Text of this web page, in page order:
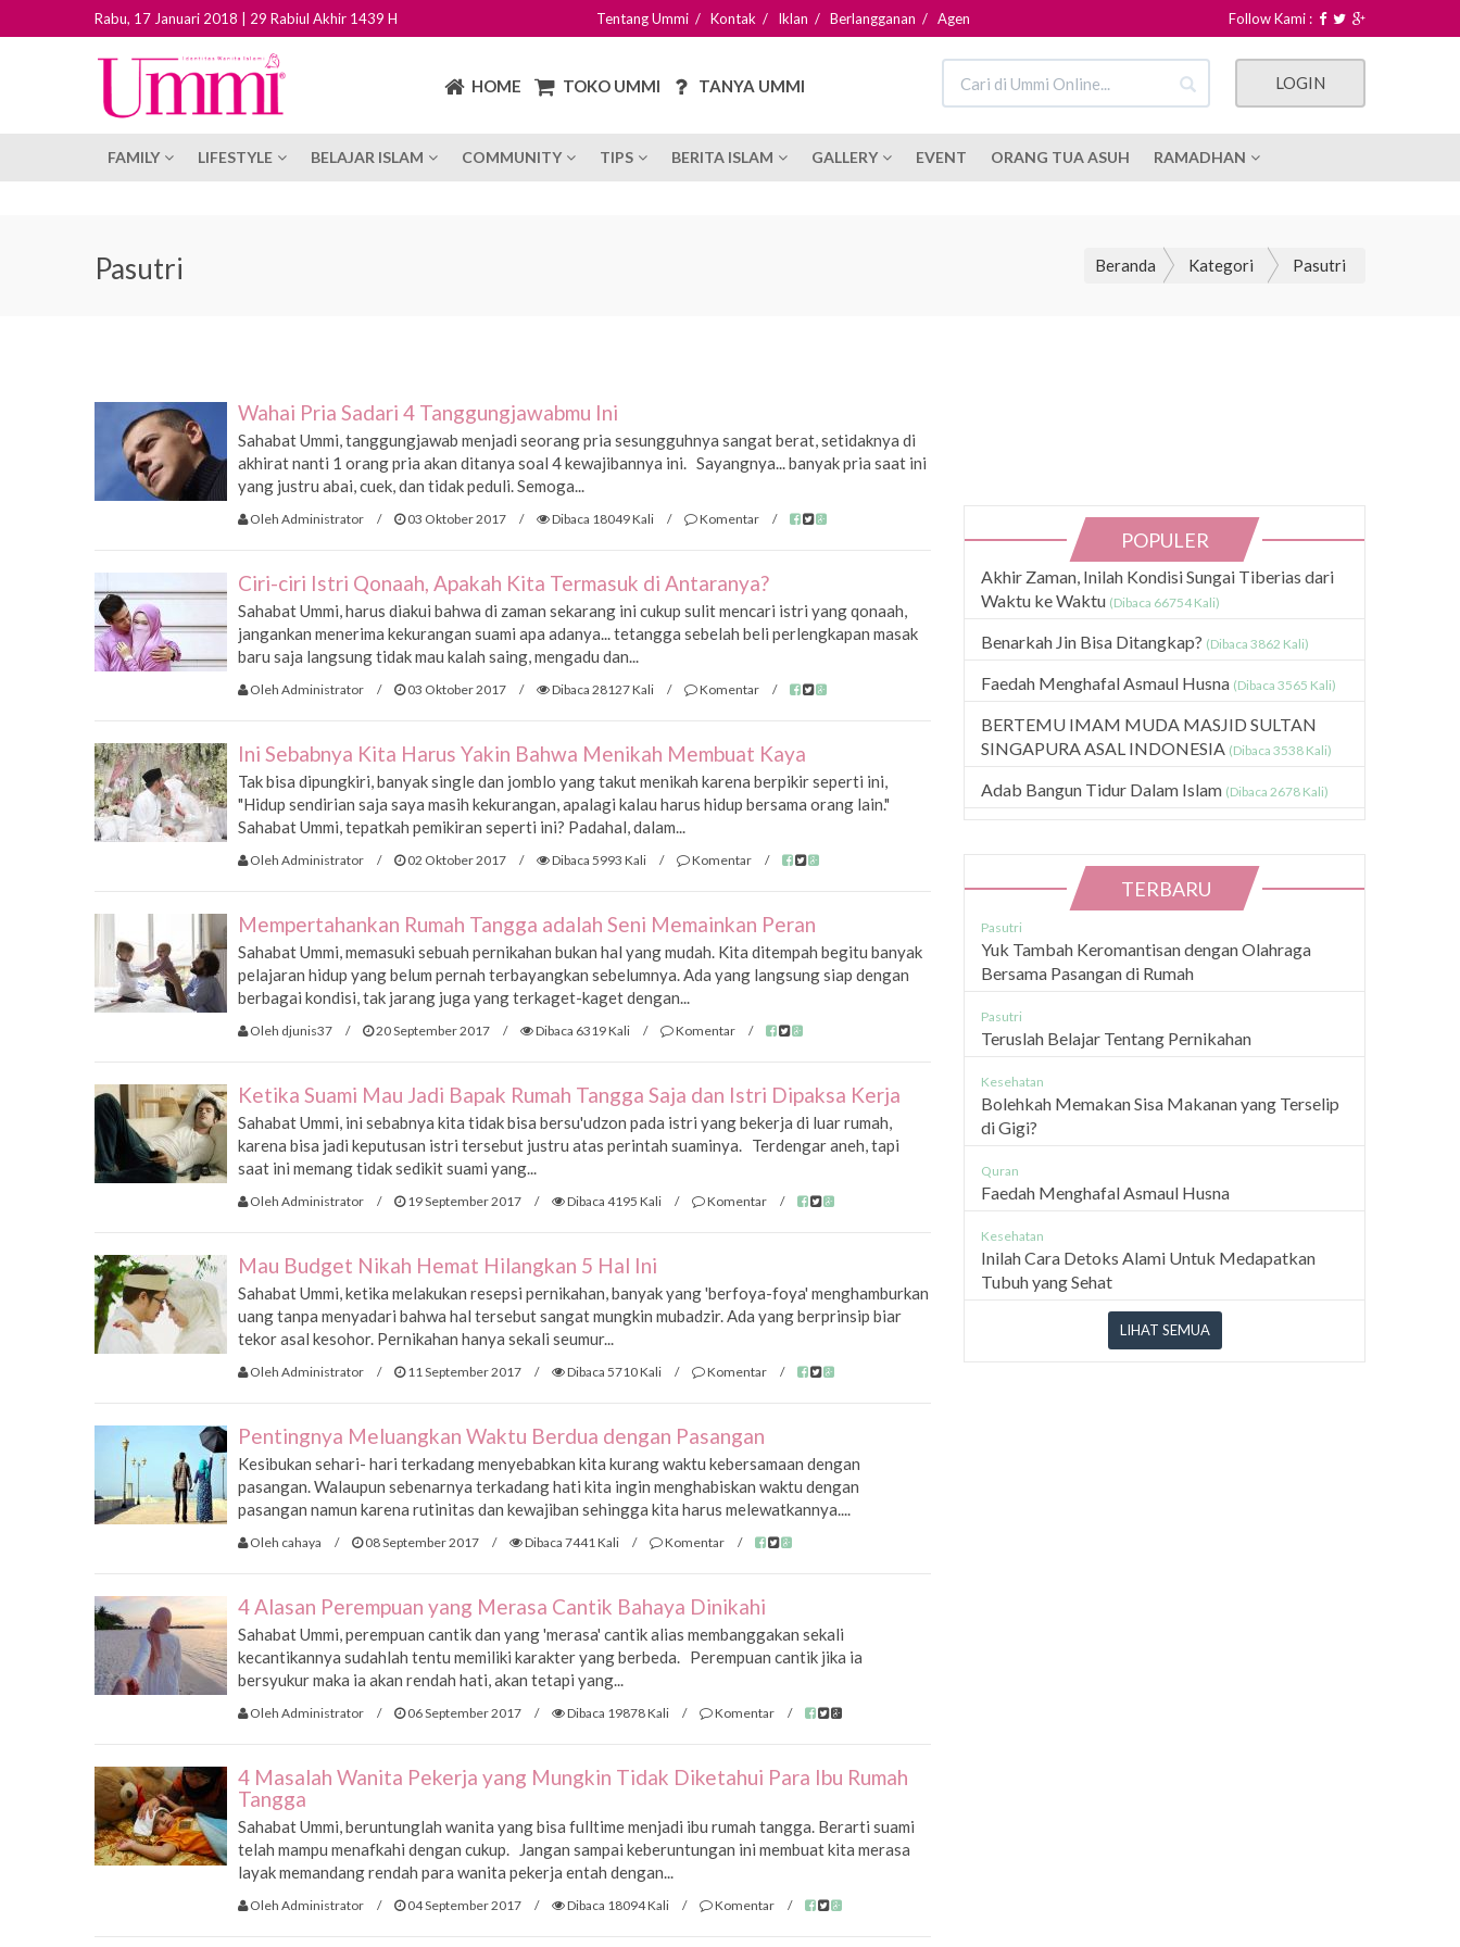
Rabu, 17 Januari 2018 | 29 Rabiul Akhir 1439 H Tentang Ummi/ Kontak / Iklan / Berlangganan / Agen Follow Kami :
HOME TOKO UMMI TANYA UMMI LOGIN
FAMILY LIFESTYLE BELAJAR ISLAM COMMUNITY TIPS BERITA ISLAM GALLERY EVENT ORANG TUA ASUH RAMADHAN
Pasutri Beranda Kategori Pasutri
Wahai Pria Sadari 4 Tanggungjawabmu Ini
Sahabat Ummi, tanggungjawab menjadi seorang pria sesungguhnya sangat berat, setidaknya di
akhirat nanti 1 orang pria akan ditanya soal 4 kewajibannya ini. Sayangnya... banyak pria saat ini
yang justru abai, cuek, dan tidak peduli. Semoga...
Oleh Administrator / 03 Oktober 2017 / Dibaca 18049 Kali / Komentar /
Ciri-ciri Istri Qonaah, Apakah Kita Termasuk di Antaranya?
Sahabat Ummi, harus diakui bahwa di zaman sekarang ini cukup sulit mencari istri yang qonaah,
jangankan menerima kekurangan suami apa adanya... tetangga sebelah beli perlengkapan masak
baru saja langsung tidak mau kalah saing, mengadu dan...
Oleh Administrator / 03 Oktober 2017 / Dibaca 28127 Kali / Komentar /
Ini Sebabnya Kita Harus Yakin Bahwa Menikah Membuat Kaya
Tak bisa dipungkiri, banyak single dan jomblo yang takut menikah karena berpikir seperti ini,
"Hidup sendirian saja saya masih kekurangan, apalagi kalau harus hidup bersama orang lain."
Sahabat Ummi, tepatkah pemikiran seperti ini? Padahal, dalam...
Oleh Administrator / 02 Oktober 2017 / Dibaca 5993 Kali / Komentar /
Mempertahankan Rumah Tangga adalah Seni Memainkan Peran
Sahabat Ummi, memasuki sebuah pernikahan bukan hal yang mudah. Kita ditempah begitu banyak
pelajaran hidup yang belum pernah terbayangkan sebelumnya. Ada yang langsung siap dengan
berbagai kondisi, tak jarang juga yang terkaget-kaget dengan...
Oleh djunis37 / 20 September 2017 / Dibaca 6319 Kali / Komentar /
Ketika Suami Mau Jadi Bapak Rumah Tangga Saja dan Istri Dipaksa Kerja
Sahabat Ummi, ini sebabnya kita tidak bisa bersu'udzon pada istri yang bekerja di luar rumah,
karena bisa jadi keputusan istri tersebut justru atas perintah suaminya. Terdengar aneh, tapi
saat ini memang tidak sedikit suami yang...
Oleh Administrator / 19 September 2017 / Dibaca 4195 Kali / Komentar /
Mau Budget Nikah Hemat Hilangkan 5 Hal Ini
Sahabat Ummi, ketika melakukan resepsi pernikahan, banyak yang 'berfoya-foya' menghamburkan
uang tanpa menyadari bahwa hal tersebut sangat mungkin mubadzir. Ada yang berprinsip biar
tekor asal kesohor. Pernikahan hanya sekali seumur...
Oleh Administrator / 11 September 2017 / Dibaca 5710 Kali / Komentar /
Pentingnya Meluangkan Waktu Berdua dengan Pasangan
Kesibukan sehari- hari terkadang menyebabkan kita kurang waktu kebersamaan dengan
pasangan. Walaupun sebenarnya terkadang hati kita ingin menghabiskan waktu dengan
pasangan namun karena rutinitas dan kewajiban sehingga kita harus melewatkannya....
Oleh cahaya / 08 September 2017 / Dibaca 7441 Kali / Komentar /
4 Alasan Perempuan yang Merasa Cantik Bahaya Dinikahi
Sahabat Ummi, perempuan cantik dan yang 'merasa' cantik alias membanggakan sekali
kecantikannya sudahlah tentu memiliki karakter yang berbeda. Perempuan cantik jika ia
bersyukur maka ia akan rendah hati, akan tetapi yang...
Oleh Administrator / 06 September 2017 / Dibaca 19878 Kali / Komentar /
4 Masalah Wanita Pekerja yang Mungkin Tidak Diketahui Para Ibu Rumah
Tangga
Sahabat Ummi, beruntunglah wanita yang bisa fulltime menjadi ibu rumah tangga. Berarti suami
telah mampu menafkahi dengan cukup. Jangan sampai keberuntungan ini membuat kita merasa
layak memandang rendah para wanita pekerja entah dengan...
Oleh Administrator / 04 September 2017 / Dibaca 18094 Kali / Komentar /
POPULER
Akhir Zaman, Inilah Kondisi Sungai Tiberias dari
Waktu ke Waktu (Dibaca 66754 Kali)
Benarkah Jin Bisa Ditangkap? (Dibaca 3862 Kali)
Faedah Menghafal Asmaul Husna (Dibaca 3565 Kali)
BERTEMU IMAM MUDA MASJID SULTAN
SINGAPURA ASAL INDONESIA (Dibaca 3538 Kali)
Adab Bangun Tidur Dalam Islam (Dibaca 2678 Kali)
TERBARU
Pasutri
Yuk Tambah Keromantisan dengan Olahraga
Bersama Pasangan di Rumah
Pasutri
Teruslah Belajar Tentang Pernikahan
Kesehatan
Bolehkah Memakan Sisa Makanan yang Terselip
di Gigi?
Quran
Faedah Menghafal Asmaul Husna
Kesehatan
Inilah Cara Detoks Alami Untuk Medapatkan
Tubuh yang Sehat
LIHAT SEMUA